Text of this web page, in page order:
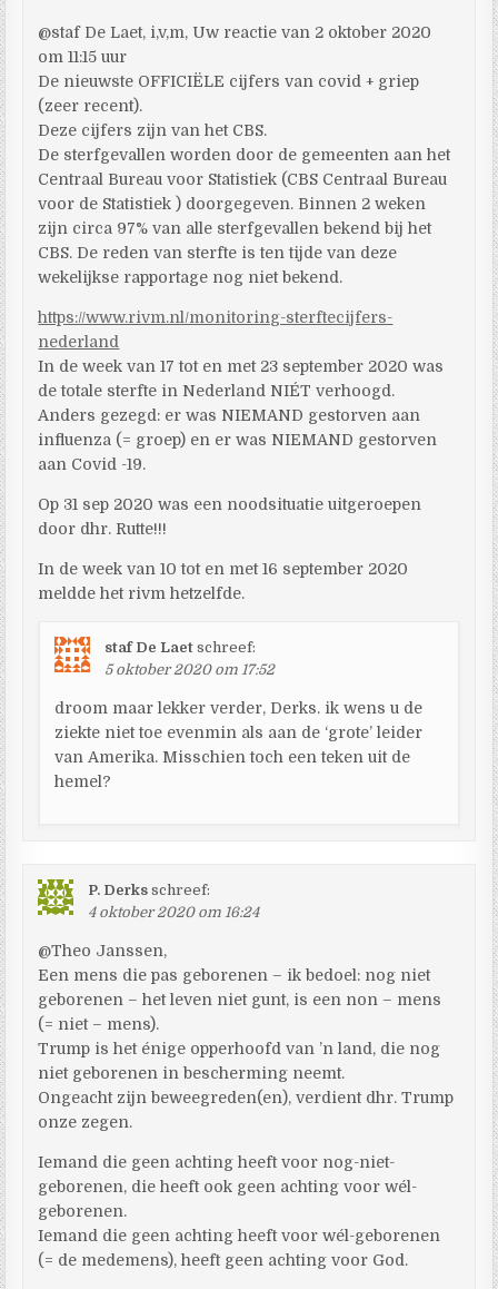
@staf De Laet, i,v,m, Uw reactie van 2 oktober 2020
om 11:15 uur
De nieuwste OFFICIËLE cijfers van covid + griep
(zeer recent).
Deze cijfers zijn van het CBS.
De sterfgevallen worden door de gemeenten aan het
Centraal Bureau voor Statistiek (CBS Centraal Bureau
voor de Statistiek ) doorgegeven. Binnen 2 weken
zijn circa 97% van alle sterfgevallen bekend bij het
CBS. De reden van sterfte is ten tijde van deze
wekelijkse rapportage nog niet bekend.
https://www.rivm.nl/monitoring-sterftecijfers-
nederland
In de week van 17 tot en met 23 september 2020 was
de totale sterfte in Nederland NIÉT verhoogd.
Anders gezegd: er was NIEMAND gestorven aan
influenza (= groep) en er was NIEMAND gestorven
aan Covid -19.
Op 31 sep 2020 was een noodsituatie uitgeroepen
door dhr. Rutte!!!
In de week van 10 tot en met 16 september 2020
meldde het rivm hetzelfde.
staf De Laet schreef:
5 oktober 2020 om 17:52
droom maar lekker verder, Derks. ik wens u de
ziekte niet toe evenmin als aan de ‘grote’ leider
van Amerika. Misschien toch een teken uit de
hemel?
P. Derks schreef:
4 oktober 2020 om 16:24
@Theo Janssen,
Een mens die pas geborenen – ik bedoel: nog niet
geborenen – het leven niet gunt, is een non – mens
(= niet – mens).
Trump is het énige opperhoofd van ’n land, die nog
niet geborenen in bescherming neemt.
Ongeacht zijn beweegreden(en), verdient dhr. Trump
onze zegen.
Iemand die geen achting heeft voor nog-niet-
geborenen, die heeft ook geen achting voor wél-
geborenen.
Iemand die geen achting heeft voor wél-geborenen
(= de medemens), heeft geen achting voor God.